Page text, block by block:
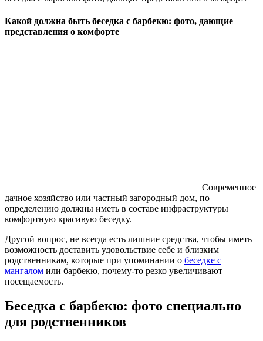
Какой должна быть беседка с барбекю: фото, дающие
представления о комфорте
Современное
дачное хозяйство или частный загородный дом, по
определению должны иметь в составе инфраструктуры
комфортную красивую беседку.
Другой вопрос, не всегда есть лишние средства, чтобы иметь
возможность доставить удовольствие себе и близким
родственникам, которые при упоминании о беседке с
мангалом или барбекю, почему-то резко увеличивают
посещаемость.
Беседка с барбекю: фото специально
для родственников